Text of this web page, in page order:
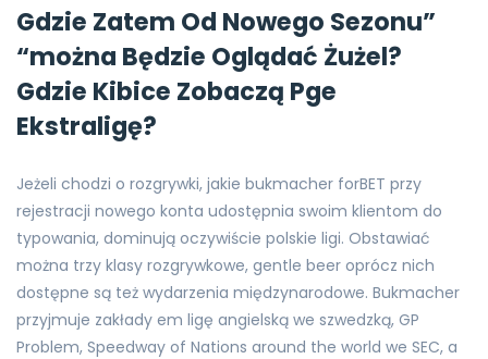
Gdzie Zatem Od Nowego Sezonu”
“można Będzie Oglądać Żużel?
Gdzie Kibice Zobaczą Pge
Ekstraligę?
Jeżeli chodzi o rozgrywki, jakie bukmacher forBET przy
rejestracji nowego konta udostępnia swoim klientom do
typowania, dominują oczywiście polskie ligi. Obstawiać
można trzy klasy rozgrywkowe, gentle beer oprócz nich
dostępne są też wydarzenia międzynarodowe. Bukmacher
przyjmuje zakłady em ligę angielską we szwedzką, GP
Problem, Speedway of Nations around the world we SEC, a